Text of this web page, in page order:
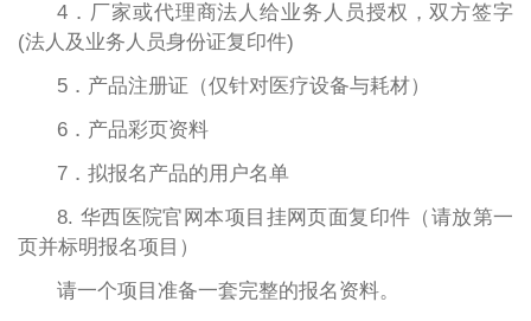
4．厂家或代理商法人给业务人员授权，双方签字
(法人及业务人员身份证复印件)
5．产品注册证（仅针对医疗设备与耗材）
6．产品彩页资料
7．拟报名产品的用户名单
8. 华西医院官网本项目挂网页面复印件（请放第一
页并标明报名项目）
请一个项目准备一套完整的报名资料。